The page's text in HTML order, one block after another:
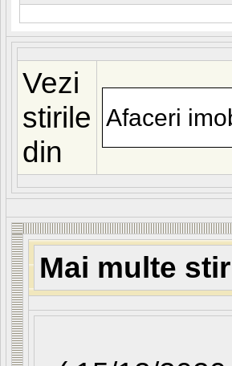
Vezi
stirile
din
Mai multe